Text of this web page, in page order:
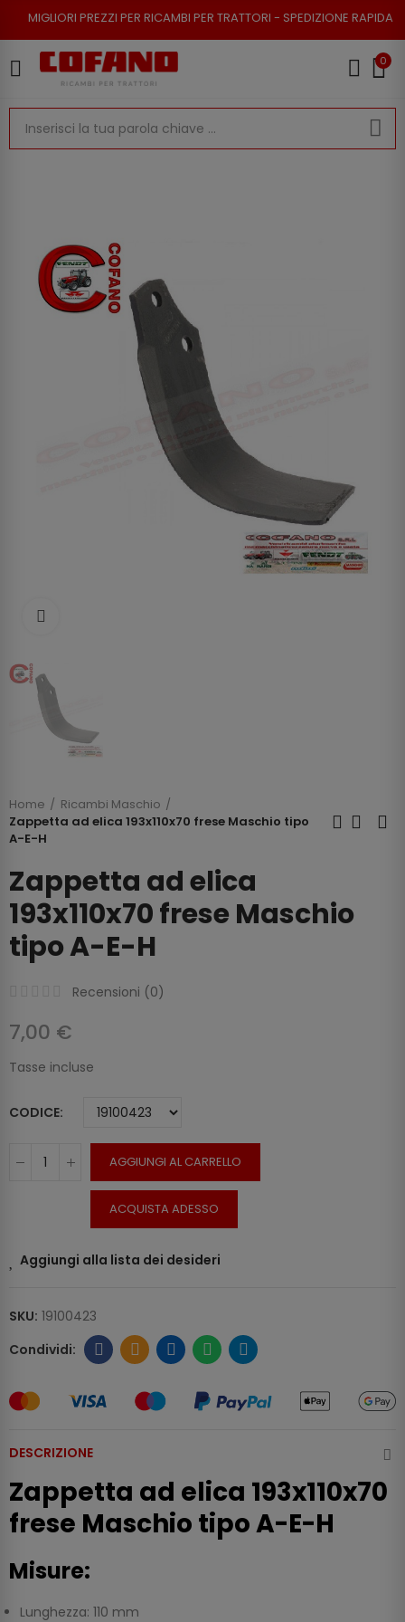
PER RICAMBI PER TRATTORI - SPEDIZIONE RAPIDA - RESO
0
Home
Ricambi Maschio
Zappetta ad elica 193x110x70 frese Maschio tipo
A-E-H
Zappetta ad elica
193x110x70 frese Maschio
tipo A-E-H
Recensioni (0)
7,00 €
Tasse incluse
CODICE
AGGIUNGI AL CARRELLO
ACQUISTA ADESSO
Aggiungi alla lista dei desideri
SKU: 19100423
DESCRIZIONE
Zappetta ad elica 193x110x70
frese Maschio tipo A-E-H
Misure:
Lunghezza: 110 mm